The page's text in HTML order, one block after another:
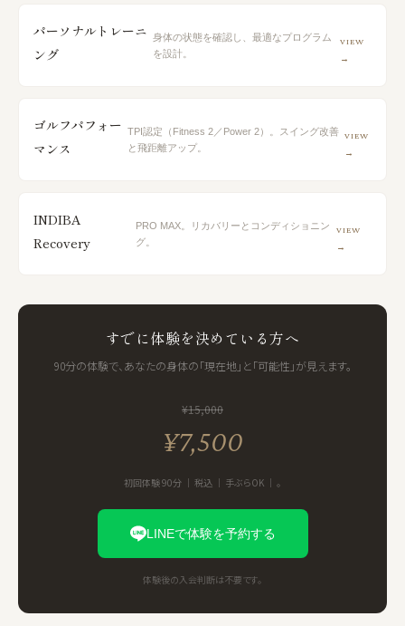
パーソナルトレーニ
ング
身体の状態を確認し、最適なプログラム
を設計。
VIEW
→
ゴルフパフォー
マンス
TPI認定（Fitness 2／Power 2）。スイング改善
と飛距離アップ。
VIEW
→
INDIBA
Recovery
PRO MAX。リカバリーとコンディショニン
グ。
VIEW
→
すでに体験を決めている方へ
90分の体験で、あなたの身体の「現在地」と「可能性」が見えます。
¥15,000
¥7,500
初回体験 90分 ｜ 税込 ｜ 手ぶらOK ｜ 。
LINEで体験を予約する
体験後の入会判断は不要です。